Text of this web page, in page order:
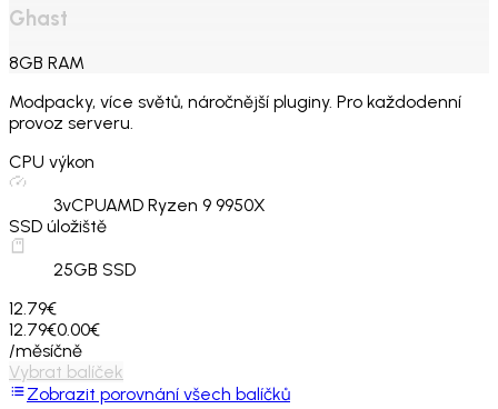
Ghast
8GB RAM
Modpacky, více světů, náročnější pluginy. Pro každodenní
provoz serveru.
CPU výkon
3vCPUAMD Ryzen 9 9950X
SSD úložiště
25GB SSD
12.79€
12.79€0.00€
/měsíčně
Vybrat balíček
Zobrazit porovnání všech balíčků